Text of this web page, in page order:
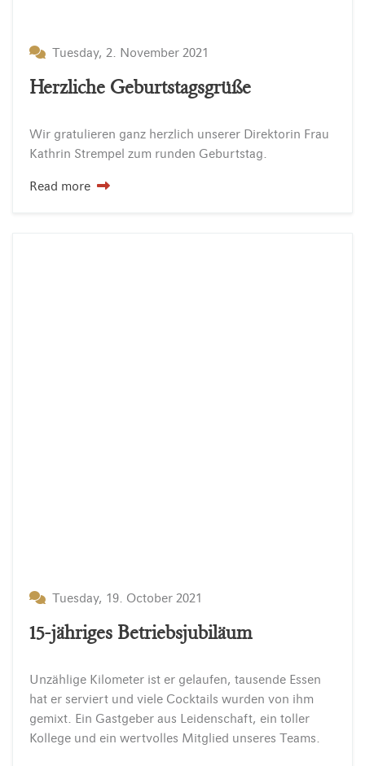
Tuesday, 2. November 2021
Herzliche Geburtstagsgrüße
Wir gratulieren ganz herzlich unserer Direktorin Frau
Kathrin Strempel zum runden Geburtstag.
Read more
Tuesday, 19. October 2021
15-jähriges Betriebsjubiläum
Unzählige Kilometer ist er gelaufen, tausende Essen
hat er serviert und viele Cocktails wurden von ihm
gemixt. Ein Gastgeber aus Leidenschaft, ein toller
Kollege und ein wertvolles Mitglied unseres Teams.